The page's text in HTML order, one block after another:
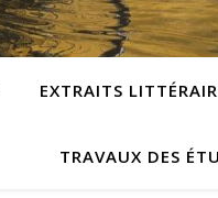
EXTRAITS
TRAVAUX DES